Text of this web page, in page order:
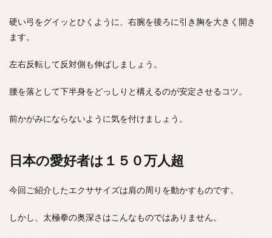
硬い弓をグイッとひくように、右腕を後ろに引き胸を大きく開き
ます。
左右反転して反対側も伸ばしましょう。
腰を落として下半身をどっしりと構えるのが安定させるコツ。
前かがみにならないように気を付けましょう。
日本の愛好者は１５０万人超
今回ご紹介したエクササイズは肩の周りを動かすものです。
しかし、太極拳の奥深さはこんなものではありません。